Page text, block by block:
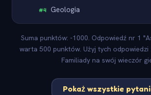
#4 Geologia
Suma punktów: -1000. Odpowiedź nr 1
warta 500 punktów. Użyj tych odpowiedzi
Familiady na swój wieczór
Pokaż wszystkie